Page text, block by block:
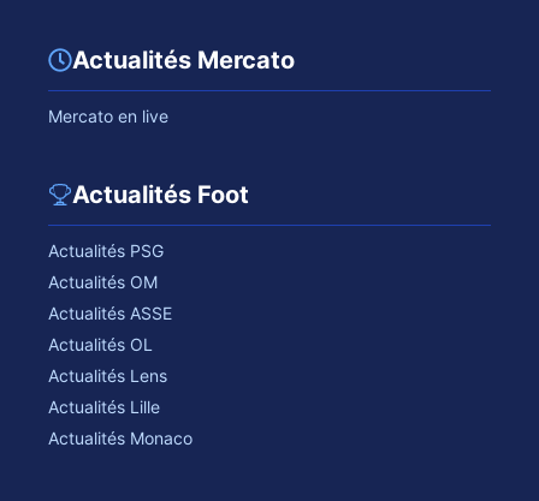
Actualités Mercato
Mercato en live
Actualités Foot
Actualités PSG
Actualités OM
Actualités ASSE
Actualités OL
Actualités Lens
Actualités Lille
Actualités Monaco